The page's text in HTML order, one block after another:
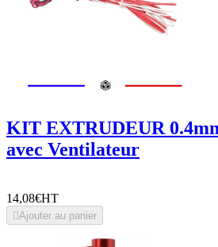
KIT EXTRUDEUR
avec Ventilateur
14,08€HT
Ajouter au panier